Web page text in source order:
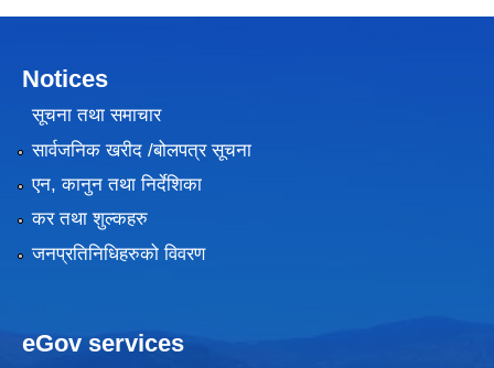
Notices
सूचना तथा समाचार
सार्वजनिक खरीद /बोलपत्र सूचना
एन, कानुन तथा निर्देशिका
कर तथा शुल्कहरु
जनप्रतिनिधिहरुको विवरण
eGov services